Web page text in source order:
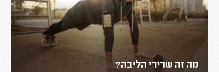
מה זה שרירי הליבה?